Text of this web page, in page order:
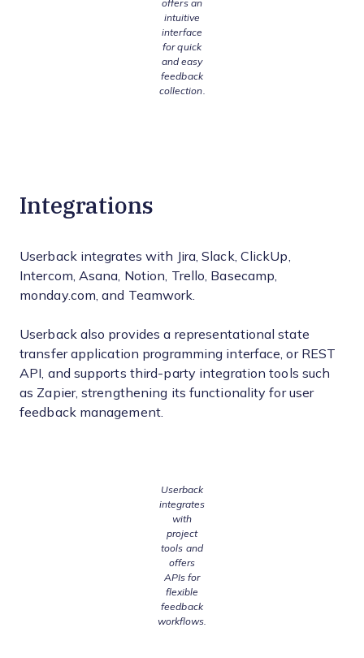
offers an
intuitive
interface
for quick
and easy
feedback
collection.
Integrations
Userback integrates with Jira, Slack, ClickUp,
Intercom, Asana, Notion, Trello, Basecamp,
monday.com, and Teamwork.
Userback also provides a representational state
transfer application programming interface, or REST
API, and supports third-party integration tools such
as Zapier, strengthening its functionality for user
feedback management.
Userback
integrates
with
project
tools and
offers
APIs for
flexible
feedback
workflows.